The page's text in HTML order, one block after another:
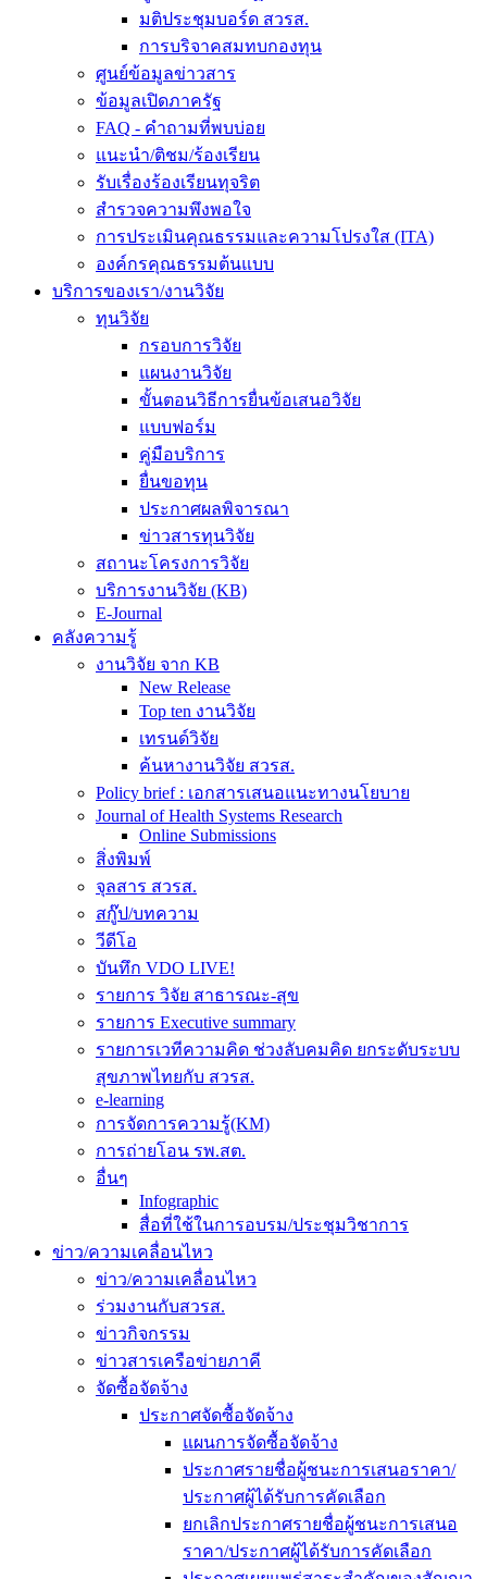
มติประชุมบอร์ด สวรส.
การบริจาคสมทบกองทุน
ศูนย์ข้อมูลข่าวสาร
ข้อมูลเปิดภาครัฐ
FAQ - คำถามที่พบบ่อย
แนะนำ/ติชม/ร้องเรียน
รับเรื่องร้องเรียนทุจริต
สำรวจความพึงพอใจ
การประเมินคุณธรรมและความโปรงใส (ITA)
องค์กรคุณธรรมต้นแบบ
บริการของเรา/งานวิจัย
ทุนวิจัย
กรอบการวิจัย
แผนงานวิจัย
ขั้นตอนวิธีการยื่นข้อเสนอวิจัย
แบบฟอร์ม
คู่มือบริการ
ยื่นขอทุน
ประกาศผลพิจารณา
ข่าวสารทุนวิจัย
สถานะโครงการวิจัย
บริการงานวิจัย (KB)
E-Journal
คลังความรู้
งานวิจัย จาก KB
New Release
Top ten งานวิจัย
เทรนด์วิจัย
ค้นหางานวิจัย สวรส.
Policy brief : เอกสารเสนอแนะทางนโยบาย
Journal of Health Systems Research
Online Submissions
สิ่งพิมพ์
จุลสาร สวรส.
สกู๊ป/บทความ
วีดีโอ
บันทึก VDO LIVE!
รายการ วิจัย สาธารณะ-สุข
รายการ Executive summary
รายการเวทีความคิด ช่วงลับคมคิด ยกระดับระบบ
สุขภาพไทยกับ สวรส.
e-learning
การจัดการความรู้(KM)
การถ่ายโอน รพ.สต.
อื่นๆ
Infographic
สื่อที่ใช้ในการอบรม/ประชุมวิชาการ
ข่าว/ความเคลื่อนไหว
ข่าว/ความเคลื่อนไหว
ร่วมงานกับสวรส.
ข่าวกิจกรรม
ข่าวสารเครือข่ายภาคี
จัดซื้อจัดจ้าง
ประกาศจัดซื้อจัดจ้าง
แผนการจัดซื้อจัดจ้าง
ประกาศรายชื่อผู้ชนะการเสนอราคา/
ประกาศผู้ได้รับการคัดเลือก
ยกเลิกประกาศรายชื่อผู้ชนะการเสนอ
ราคา/ประกาศผู้ได้รับการคัดเลือก